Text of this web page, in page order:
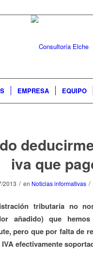
EMPRESA EQUIPO
iva que
2013 / en Noticias informativas /
tributaria no
añadido) que
pero que por falta de
efectivamente